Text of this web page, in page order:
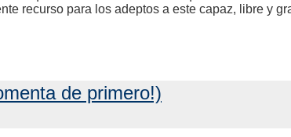
recurso para los adeptos a este capaz, libre y
de primero!)